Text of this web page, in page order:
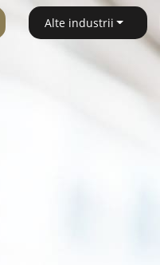
Alte industrii